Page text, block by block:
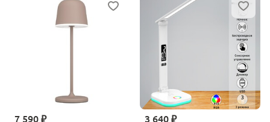
7 590 ₽ 3 640 ₽